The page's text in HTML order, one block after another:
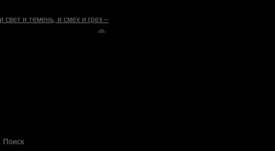
свет и темень, и смех и грех –
→
Поиск